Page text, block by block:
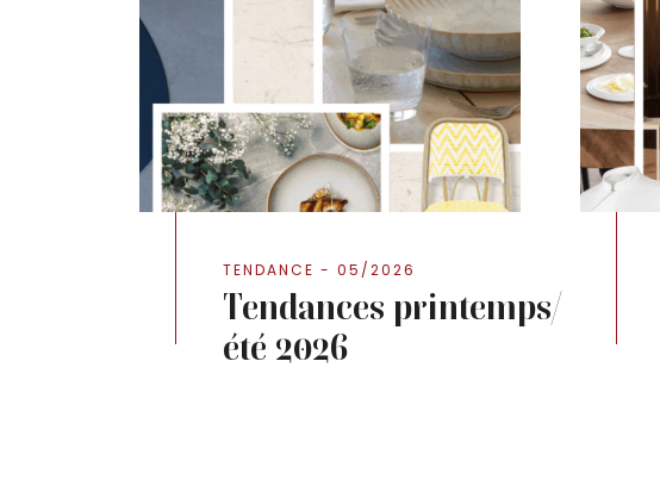
TENDANCE - 05/2026
Tendances printemps/
été 2026